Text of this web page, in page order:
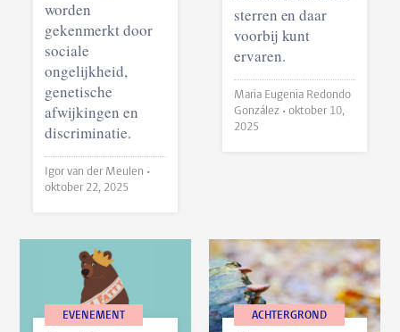
worden
gekenmerkt door
sociale
ongelijkheid,
genetische
afwijkingen en
discriminatie.
Igor van der Meulen •
oktober 22, 2025
sterren en daar
voorbij kunt
ervaren.
Maria Eugenia Redondo
González • oktober 10,
2025
EVENEMENT ACHTERGROND